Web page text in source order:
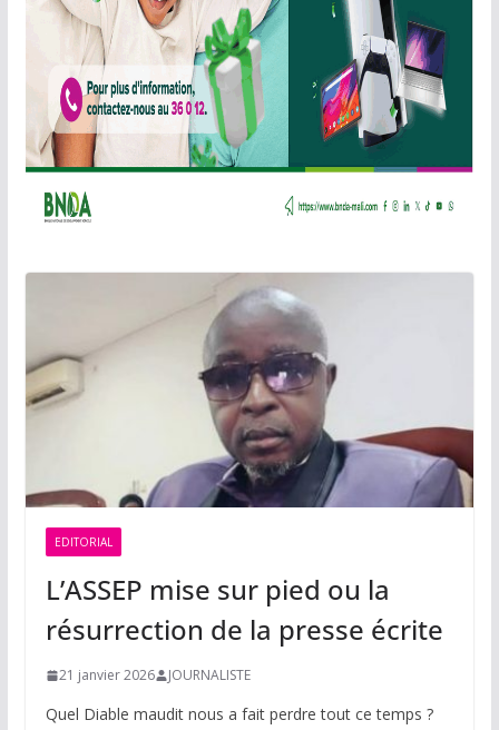
EDITORIAL
L’ASSEP mise sur pied ou la
résurrection de la presse écrite
21 janvier 2026 JOURNALISTE
Quel Diable maudit nous a fait perdre tout ce temps ?